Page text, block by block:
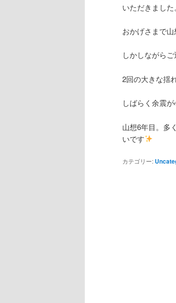
いただきました
おかげさまで山
しかしながら
2回の大きな揺
しばらく余震
山想6年目。多
いです
カテゴリー: